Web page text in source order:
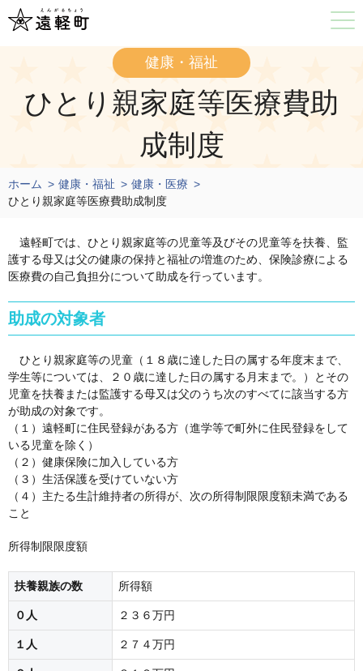
健康・福祉
ひとり親家庭等医療費助
成制度
ホーム 健康・福祉
健康・医療
ひとり親家庭等医療費助成制度
遠軽町では、ひとり親家庭等の児童等及びその児童等を扶養、監
護する母又は父の健康の保持と福祉の増進のため、保険診療による
医療費の自己負担分について助成を行っています。
助成の対象者
ひとり親家庭等の児童（１８歳に達した日の属する年度末まで、
学生等については、２０歳に達した日の属する月末まで。）とその
児童を扶養または監護する母又は父のうち次のすべてに該当する方
が助成の対象です。
（１）遠軽町に住民登録がある方（進学等で町外に住民登録をして
いる児童を除く）
（２）健康保険に加入している方
（３）生活保護を受けていない方
（４）主たる生計維持者の所得が、次の所得制限限度額未満である
こと
所得制限限度額
扶養親族の数 所得額
０人 ２３６万円
１人 ２７４万円